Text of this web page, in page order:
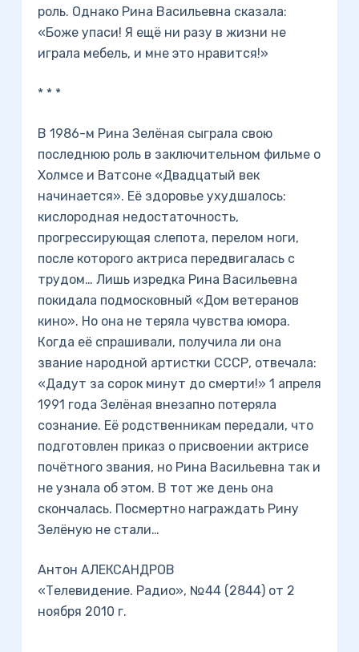
роль. Однако Рина Васильевна сказала:
«Боже упаси! Я ещё ни разу в жизни не
играла мебель, и мне это нравится!»
* * *
В 1986-м Рина Зелёная сыграла свою
последнюю роль в заключительном фильме о
Холмсе и Ватсоне «Двадцатый век
начинается». Её здоровье ухудшалось:
кислородная недостаточность,
прогрессирующая слепота, перелом ноги,
после которого актриса передвигалась с
трудом… Лишь изредка Рина Васильевна
покидала подмосковный «Дом ветеранов
кино». Но она не теряла чувства юмора.
Когда её спрашивали, получила ли она
звание народной артистки СССР, отвечала:
«Дадут за сорок минут до смерти!» 1 апреля
1991 года Зелёная внезапно потеряла
сознание. Её родственникам передали, что
подготовлен приказ о присвоении актрисе
почётного звания, но Рина Васильевна так и
не узнала об этом. В тот же день она
скончалась. Посмертно награждать Рину
Зелёную не стали…
Антон АЛЕКСАНДРОВ
«Телевидение. Радио», №44 (2844) от 2
ноября 2010 г.